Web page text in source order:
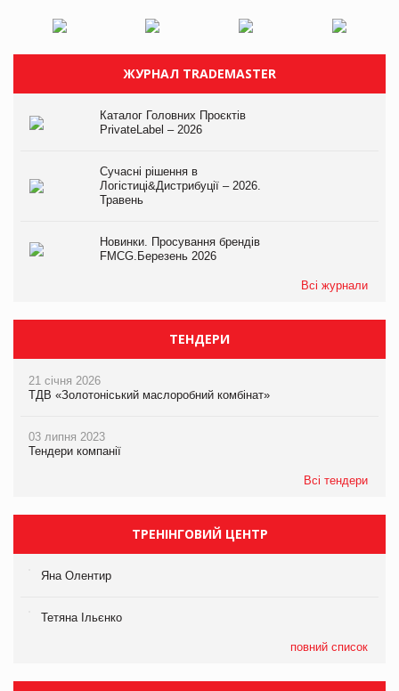
ЖУРНАЛ TRADEMASTER
Каталог Головних Проєктів
PrivateLabel – 2026
Сучасні рішення в
Логістиці&Дистрибуції – 2026.
Травень
Новинки. Просування брендів
FMCG.Березень 2026
Всі журнали
ТЕНДЕРИ
21 січня 2026
ТДВ «Золотоніський маслоробний комбінат»
03 липня 2023
Тендери компанії
Всі тендери
ТРЕНІНГОВИЙ ЦЕНТР
Яна Олентир
Тетяна Ільєнко
повний список